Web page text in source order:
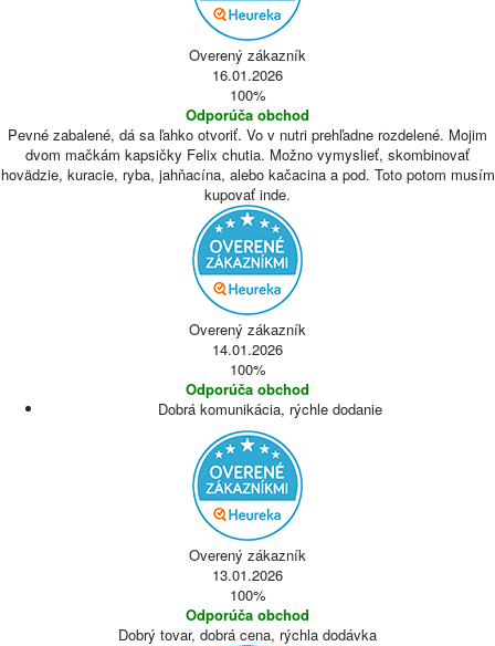
Overený zákazník
16.01.2026
100%
Odporúča obchod
Pevné zabalené, dá sa ľahko otvoriť. Vo v nutri prehľadne rozdelené. Mojim
dvom mačkám kapsičky Felix chutia. Možno vymyslieť, skombinovať
hovädzie, kuracie, ryba, jahňacína, alebo kačacina a pod. Toto potom musím
kupovať inde.
Overený zákazník
14.01.2026
100%
Odporúča obchod
Dobrá komunikácia, rýchle dodanie
Overený zákazník
13.01.2026
100%
Odporúča obchod
Dobrý tovar, dobrá cena, rýchla dodávka